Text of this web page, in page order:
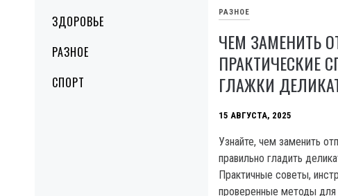
ЗДОРОВЬЕ
РАЗНОЕ
СПОРТ
РАЗНОЕ
ЧЕМ ЗАМЕНИТЬ
ПРАКТИЧЕСКИЕ
ГЛАЖКИ
15 АВГУСТА, 2025
Узнайте, чем заменить
правильно гладить
Практичные советы,
проверенные методы